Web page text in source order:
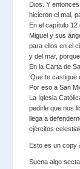
Dios. Y
hicieron el mal,
En el capítulo 12
Miguel y sus
para ellos en el
y del mar,
En la Carta de
‘Que te castigue
Por eso a San
La Iglesia
pedirle que nos
llega a
ejércitos
Esto es un copy
Suena algo